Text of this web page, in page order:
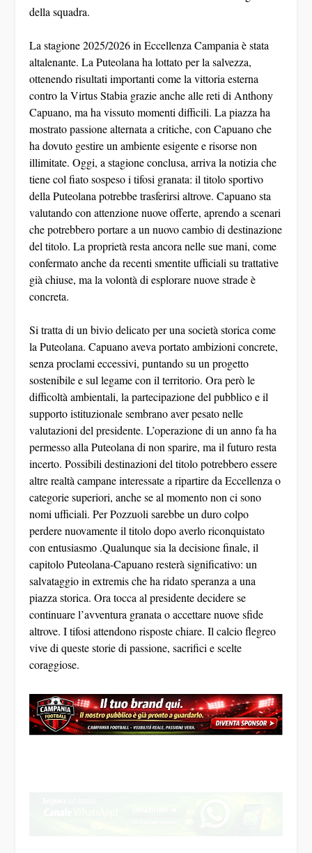
della squadra.
La stagione 2025/2026 in Eccellenza Campania è stata
altalenante. La Puteolana ha lottato per la salvezza,
ottenendo risultati importanti come la vittoria esterna
contro la Virtus Stabia grazie anche alle reti di Anthony
Capuano, ma ha vissuto momenti difficili. La piazza ha
mostrato passione alternata a critiche, con Capuano che
ha dovuto gestire un ambiente esigente e risorse non
illimitate. Oggi, a stagione conclusa, arriva la notizia che
tiene col fiato sospeso i tifosi granata: il titolo sportivo
della Puteolana potrebbe trasferirsi altrove. Capuano sta
valutando con attenzione nuove offerte, aprendo a scenari
che potrebbero portare a un nuovo cambio di destinazione
del titolo. La proprietà resta ancora nelle sue mani, come
confermato anche da recenti smentite ufficiali su trattative
già chiuse, ma la volontà di esplorare nuove strade è
concreta.
Si tratta di un bivio delicato per una società storica come
la Puteolana. Capuano aveva portato ambizioni concrete,
senza proclami eccessivi, puntando su un progetto
sostenibile e sul legame con il territorio. Ora però le
difficoltà ambientali, la partecipazione del pubblico e il
supporto istituzionale sembrano aver pesato nelle
valutazioni del presidente. L’operazione di un anno fa ha
permesso alla Puteolana di non sparire, ma il futuro resta
incerto. Possibili destinazioni del titolo potrebbero essere
altre realtà campane interessate a ripartire da Eccellenza o
categorie superiori, anche se al momento non ci sono
nomi ufficiali. Per Pozzuoli sarebbe un duro colpo
perdere nuovamente il titolo dopo averlo riconquistato
con entusiasmo .Qualunque sia la decisione finale, il
capitolo Puteolana-Capuano resterà significativo: un
salvataggio in extremis che ha ridato speranza a una
piazza storica. Ora tocca al presidente decidere se
continuare l’avventura granata o accettare nuove sfide
altrove. I tifosi attendono risposte chiare. Il calcio flegreo
vive di queste storie di passione, sacrifici e scelte
coraggiose.